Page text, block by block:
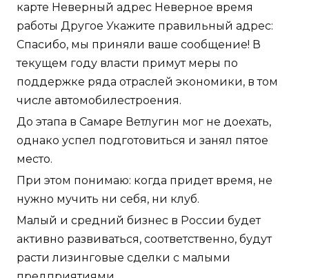
карте Неверный адрес Неверное время
работы Другое Укажите правильный адрес:
Спасибо, мы приняли ваше сообщение! В
текущем году власти примут меры по
поддержке ряда отраслей экономики, в том
числе автомобилестроения.
До этапа в Самаре Ветлугин мог не доехать,
однако успел подготовиться и занял пятое
место.
При этом понимаю: когда придет время, не
нужно мучить ни себя, ни клуб.
Малый и средний бизнес в России будет
активно развиваться, соответственно, будут
расти лизинговые сделки с малыми